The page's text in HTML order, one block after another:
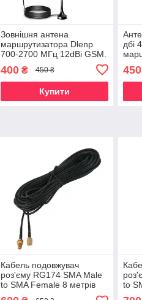
Зовнішня антена
маршрутизатора Dlenp
700-2700 МГц 12dBi GSM.
Антенний подовжувач із
базою. SMA male
400₴ 450 ₴
Купити
дбі
450
Кабель подовжувач
роз'єму RG174 SMA Male
to SMA Female 8 метрів
антен WIFI/4G
to